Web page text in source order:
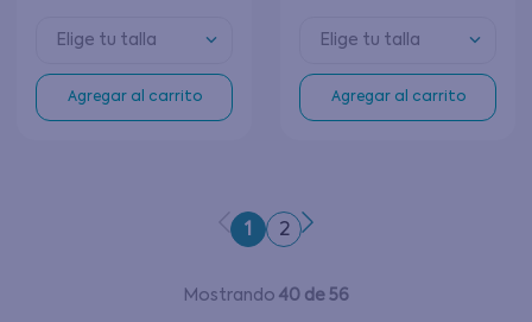
Elige tu talla
Agregar al carrito
Elige tu talla
Agregar al carrito
1 2
Mostrando 40 de 56